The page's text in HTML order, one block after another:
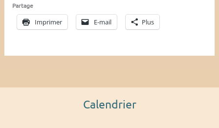
Partage
Imprimer E-mail Plus
Calendrier